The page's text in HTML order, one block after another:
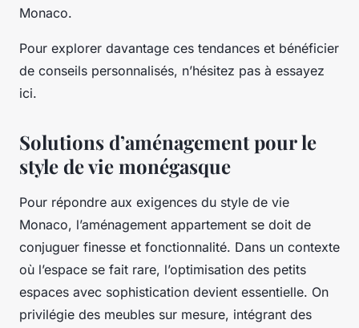
Monaco.
Pour explorer davantage ces tendances et bénéficier
de conseils personnalisés, n’hésitez pas à essayez
ici.
Solutions d’aménagement pour le
style de vie monégasque
Pour répondre aux exigences du style de vie
Monaco, l’aménagement appartement se doit de
conjuguer finesse et fonctionnalité. Dans un contexte
où l’espace se fait rare, l’optimisation des petits
espaces avec sophistication devient essentielle. On
privilégie des meubles sur mesure, intégrant des